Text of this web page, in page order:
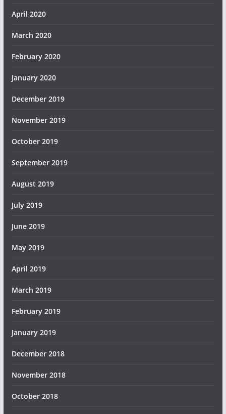
April 2020
March 2020
February 2020
January 2020
December 2019
November 2019
October 2019
September 2019
August 2019
July 2019
June 2019
May 2019
April 2019
March 2019
February 2019
January 2019
December 2018
November 2018
October 2018